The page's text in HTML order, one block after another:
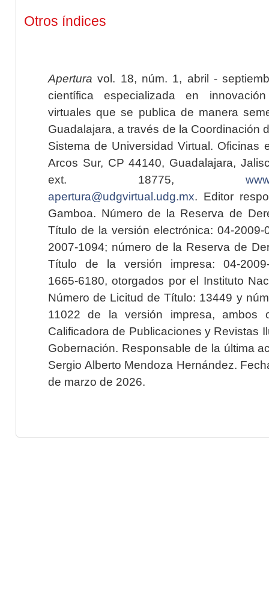
Otros índices
Apertura vol. 18, núm. 1, abril -
científica especializada en
virtuales que se publica de manera
Guadalajara, a través de la Coordinación
Sistema de Universidad Virtual. Oficinas
Arcos Sur, CP 44140, Guadalajara,
ext. 18775,
apertura@udgvirtual.udg.mx. Editor
Gamboa. Número de la Reserva de
Título de la versión electrónica: 04-2009-
2007-1094; número de la Reserva de
Título de la versión impresa: 04-2009-
1665-6180, otorgados por el Instituto
Número de Licitud de Título: 13449 y
11022 de la versión impresa, ambos
Calificadora de Publicaciones y Revistas
Gobernación. Responsable de la última
Sergio Alberto Mendoza Hernández.
de marzo de 2026.